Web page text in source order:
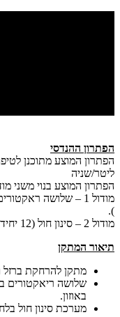
הפתרון ההנדסי
ליטר/שניה
הפתרון המוצע בנוי משני
מודול 1 – שלושה
).
מודול 2 – סינון חול (12 יחידות של מסנני לחץ ).
תיאור המתקן
מתקן להרחקת ברזל
שלושה ריאקטורים
באוזון.
מערכת סינון חול בלחץ